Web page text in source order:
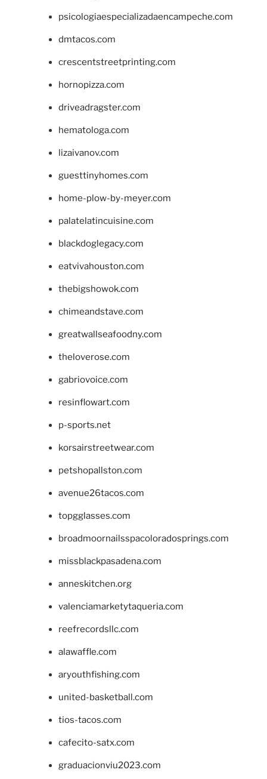
psicologiaespecializadaencampeche.com
dmtacos.com
crescentstreetprinting.com
hornopizza.com
driveadragster.com
hematologa.com
lizaivanov.com
guesttinyhomes.com
home-plow-by-meyer.com
palatelatincuisine.com
blackdoglegacy.com
eatvivahouston.com
thebigshowok.com
chimeandstave.com
greatwallseafoodny.com
theloverose.com
gabriovoice.com
resinflowart.com
p-sports.net
korsairstreetwear.com
petshopallston.com
avenue26tacos.com
topgglasses.com
broadmoornailsspacoloradosprings.com
missblackpasadena.com
anneskitchen.org
valenciamarketytaqueria.com
reefrecordsllc.com
alawaffle.com
aryouthfishing.com
united-basketball.com
tios-tacos.com
cafecito-satx.com
graduacionviu2023.com